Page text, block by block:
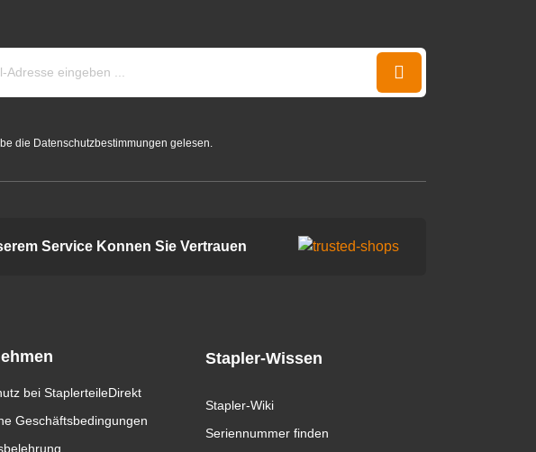
die Datenschutzbestimmungen gelesen.
Service Konnen Sie Vertrauen
bei StaplerteileDirekt
Geschäftsbedingungen
Stapler-Wissen
Stapler-Wiki
Seriennummer finden